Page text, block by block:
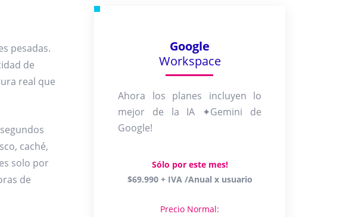
de
real que
caché,
solo por
de
Google
Workspace
Ahora los planes incluyen lo
mejor de la IA ✦Gemini de
Google!
Sólo por este mes!
$69.990 + IVA /Anual x usuario
Precio Normal: